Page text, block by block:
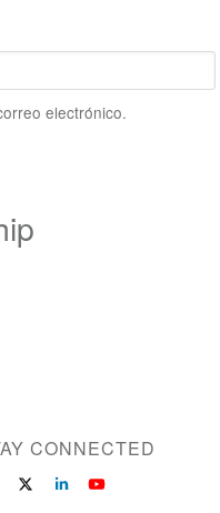
electrónico.
CONNECTED